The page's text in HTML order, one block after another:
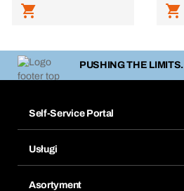
PUSHING THE LIMITS.
Self-Service Portal
Ponowne zamówienie
Usługi
Asortyment